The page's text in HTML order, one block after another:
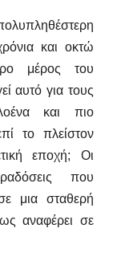
και οκτώ
μέρος του
αυτό για τους
και πιο
το πλείστον
εποχή; Οι
που
μια σταθερή
αναφέρει σε